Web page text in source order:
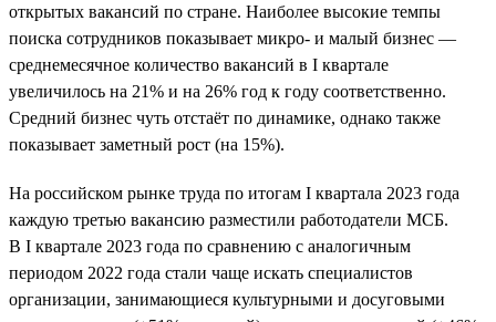
открытых вакансий по стране. Наиболее высокие темпы
поиска сотрудников показывает микро- и малый бизнес —
среднемесячное количество вакансий в I квартале
увеличилось на 21% и на 26% год к году соответственно.
Средний бизнес чуть отстаёт по динамике, однако также
показывает заметный рост (на 15%).
На российском рынке труда по итогам I квартала 2023 года
каждую третью вакансию разместили работодатели МСБ.
В I квартале 2023 года по сравнению с аналогичным
периодом 2022 года стали чаще искать специалистов
организации, занимающиеся культурными и досуговыми